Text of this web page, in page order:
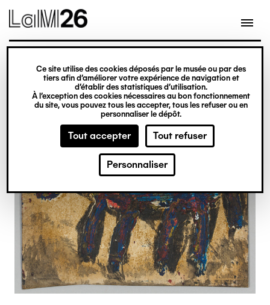
Gestion des cookies
Ce site utilise des cookies déposés par le musée ou par des
tiers afin d’améliorer votre expérience de navigation et
d’établir des statistiques d’utilisation.
À l’exception des cookies nécessaires au bon fonctionnement
du site, vous pouvez tous les accepter, tous les refuser ou en
personnaliser le dépôt.
Tout accepter Tout refuser
Personnaliser
contenu